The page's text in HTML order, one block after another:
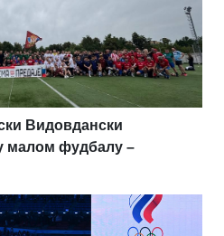
Видовдански
малом фудбалу –